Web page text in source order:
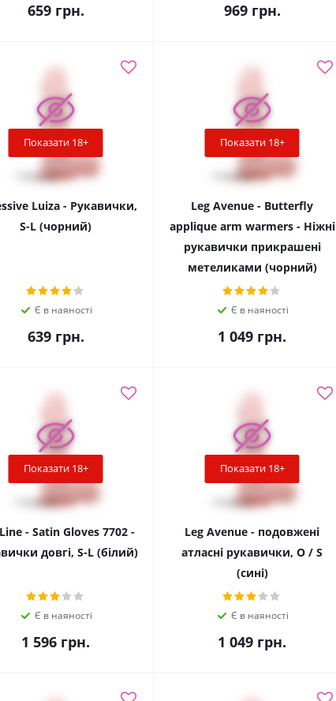
659грн. 969грн.
Показати 18+
Luiza - Рукавички,
S-L (чорний)
Є в наяності
639грн.
Показати 18+
Leg Avenue - Butterfly
applique arm warmers - Ніжні
рукавички прикрашені
метеликами (чорний)
Є в наяності
1 049 грн.
Показати 18+
- Satin Gloves 7702 -
довгі, S-L (білий)
Є в наяності
1 596 грн.
Показати 18+
Leg Avenue - подовжені
атласні рукавички, O / S
(сині)
Є в наяності
1 049 грн.